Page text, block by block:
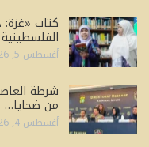
كتاب «غزة:
أغسطس 5, 2026
شرطة
من ضحايا…
أغسطس 4, 2026